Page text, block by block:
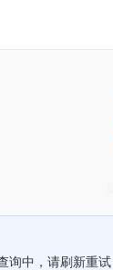
询中，请刷新重试